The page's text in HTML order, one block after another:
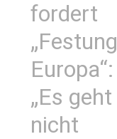
fordert
„Festung
Europa“:
„Es geht
nicht